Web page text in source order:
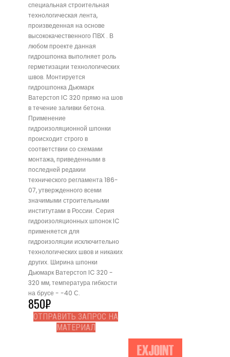
специальная строительная
технологическая лента,
произведенная на основе
высококачественного ПВХ . В
любом проекте данная
гидрошпонка выполняет роль
герметизации технологических
швов. Монтируется
гидрошпонка Дьюмарк
Ватерстоп IC 320 прямо на шов
в течение заливки бетона.
Применение
гидроизоляционной шпонки
происходит строго в
соответствии со схемами
монтажа, приведенными в
последней редакии
технического регламента 186-
07, утвержденного всеми
значимыми строительными
институтами в России. Серия
гидроизоляционных шпонок IC
применяется для
гидроизоляции исключительно
технологических швов и никаких
других. Ширина шпонки
Дьюмарк Ватерстоп IC 320 -
320 мм, температура гибкости
на брусе - -40 С.
850₽
ОТПРАВИТЬ ЗАПРОС НА
МАТЕРИАЛ